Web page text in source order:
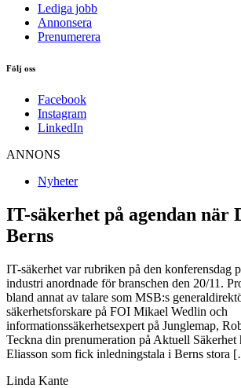
Lediga jobb
Annonsera
Prenumerera
Följ oss
Facebook
Instagram
LinkedIn
ANNONS
Nyheter
IT-säkerhet på agendan när
Berns
IT-säkerhet var rubriken på den konferensdag
industri anordnade för branschen den 20/11.
bland annat av talare som MSB:s
säkerhetsforskare på FOI Mikael Wedlin och
informationssäkerhetsexpert på Junglemap,
Teckna din prenumeration på Aktuell Säkerhet
Eliasson som fick inledningstala i Berns stora
Linda Kante